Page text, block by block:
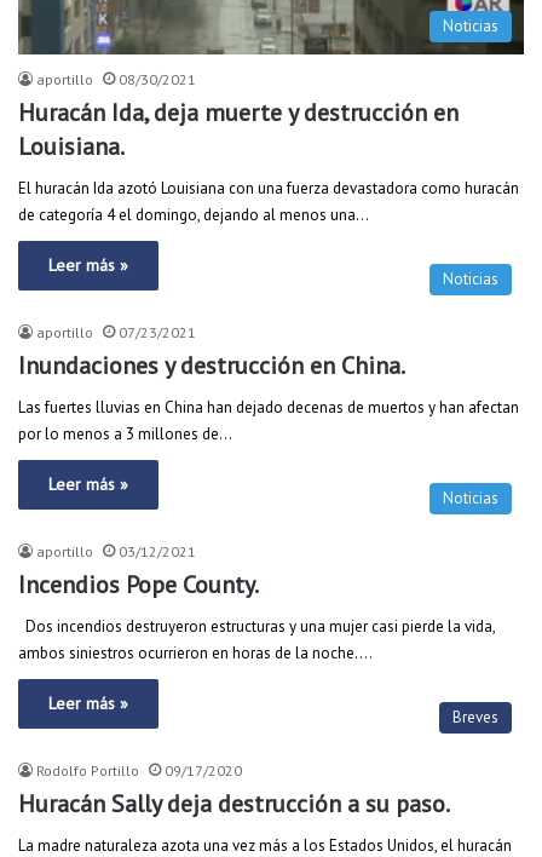
Noticias
aportillo 08/30/2021
Huracán Ida, deja muerte y destrucción en
Louisiana.
El huracán Ida azotó Louisiana con una fuerza devastadora como huracán
de categoría 4 el domingo, dejando al menos una…
Leer más »
Noticias
aportillo 07/23/2021
Inundaciones y destrucción en China.
Las fuertes lluvias en China han dejado decenas de muertos y han afectan
por lo menos a 3 millones de…
Leer más »
Noticias
aportillo 03/12/2021
Incendios Pope County.
Dos incendios destruyeron estructuras y una mujer casi pierde la vida,
ambos siniestros ocurrieron en horas de la noche.…
Leer más »
Breves
Rodolfo Portillo 09/17/2020
Huracán Sally deja destrucción a su paso.
La madre naturaleza azota una vez más a los Estados Unidos, el huracán